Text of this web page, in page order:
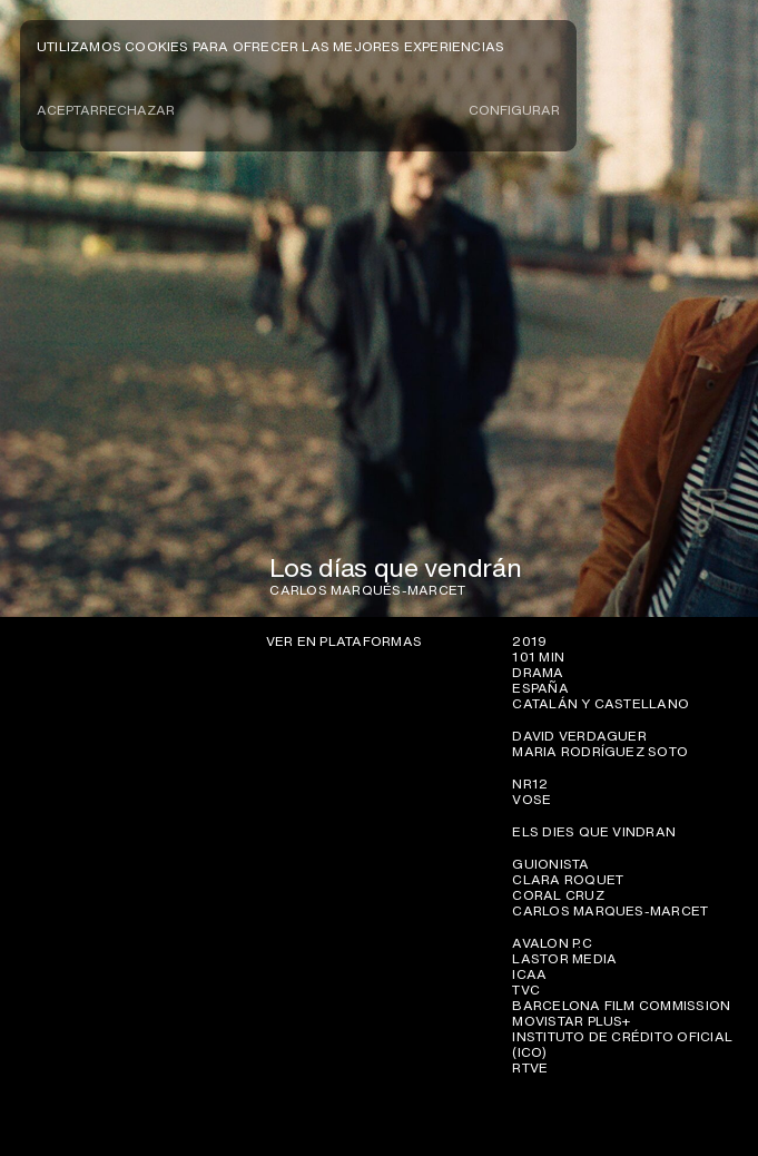
UTILIZAMOS COOKIES PARA OFRECER LAS MEJORES EXPERIENCIAS
ACEPTARRECHAZAR CONFIGURAR
Los días que vendrán
CARLOS MARQUÉS-MARCET
VER EN PLATAFORMAS
2019
101 MIN
DRAMA
ESPAÑA
CATALÁN Y CASTELLANO
DAVID VERDAGUER
MARIA RODRÍGUEZ SOTO
NR12
VOSE
ELS DIES QUE VINDRAN
GUIONISTA
CLARA ROQUET
CORAL CRUZ
CARLOS MARQUES-MARCET
AVALON P.C
LASTOR MEDIA
ICAA
TVC
BARCELONA FILM COMMISSION
MOVISTAR PLUS+
INSTITUTO DE CRÉDITO OFICIAL
(ICO)
RTVE